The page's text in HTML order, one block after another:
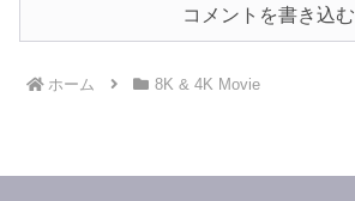
コメントを書き込む
ホーム 8K & 4K Movie